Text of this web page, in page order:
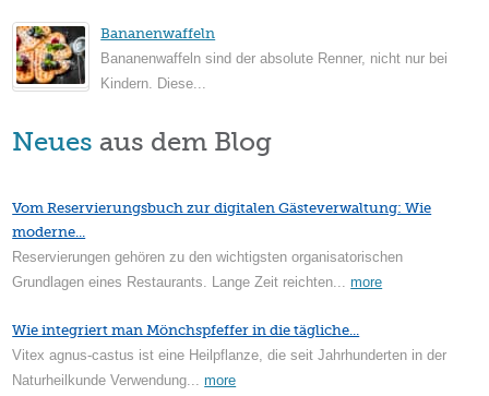
Bananenwaffeln
Bananenwaffeln sind der absolute Renner, nicht nur bei
Kindern. Diese...
Neues aus dem Blog
Vom Reservierungsbuch zur digitalen Gästeverwaltung: Wie
moderne...
Reservierungen gehören zu den wichtigsten organisatorischen
Grundlagen eines Restaurants. Lange Zeit reichten...more
Wie integriert man Mönchspfeffer in die tägliche...
Vitex agnus-castus ist eine Heilpflanze, die seit Jahrhunderten in der
Naturheilkunde Verwendung...more